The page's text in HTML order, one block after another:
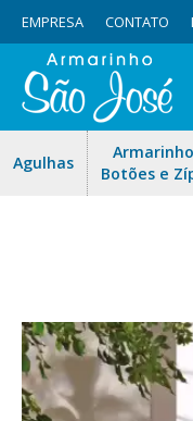
EMPRESA CONTATO
Agulhas
Botões e